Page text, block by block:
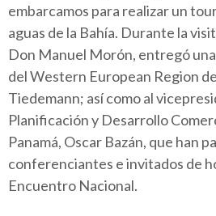
embarcamos para realizar un
aguas de la Bahía. Durante la
Don Manuel Morón, entregó
del Western European Region
Tiedemann; así como al
Planificación y Desarrollo
Panamá, Oscar Bazán, que han
conferenciantes e invitados de
Encuentro Nacional.